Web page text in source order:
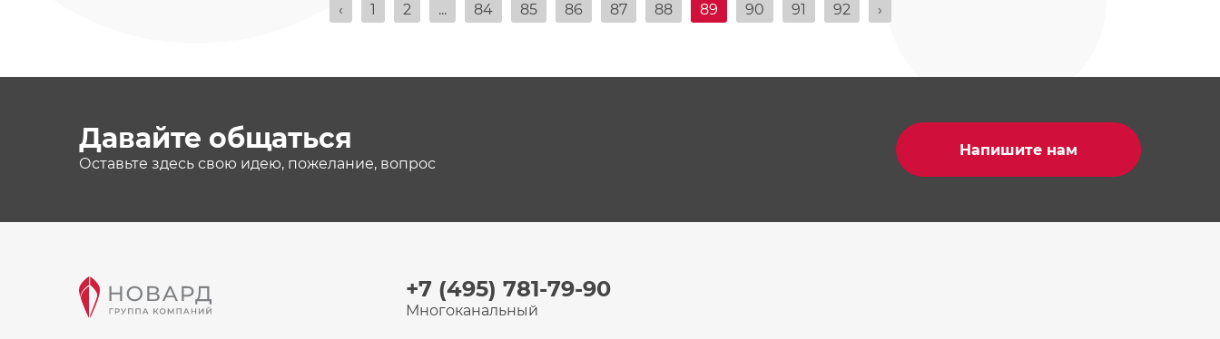
‹ 1 2 ... 84 85 86 87 88 89 90 91 92 ›
Давайте общаться
Оставьте здесь свою идею, пожелание, вопрос
Напишите нам
+7 (495) 781-79-90
Многоканальный